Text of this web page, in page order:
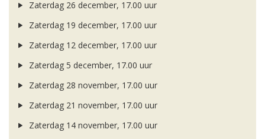
Zaterdag 26 december, 17.00 uur
Zaterdag 19 december, 17.00 uur
Zaterdag 12 december, 17.00 uur
Zaterdag 5 december, 17.00 uur
Zaterdag 28 november, 17.00 uur
Zaterdag 21 november, 17.00 uur
Zaterdag 14 november, 17.00 uur